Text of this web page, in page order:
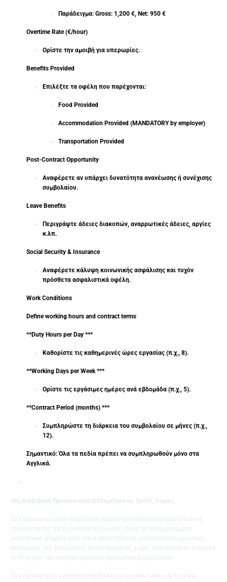
Παράδειγμα: Gross: 1,200 €, Net: 950 €
Overtime Rate (€/hour)
Ορίστε την αμοιβή για υπερωρίες.
Benefits Provided
Επιλέξτε τα οφέλη που παρέχονται:
Food Provided
Accommodation Provided (MANDATORY by employer)
Transportation Provided
Post-Contract Opportunity
Αναφέρετε αν υπάρχει δυνατότητα ανανέωσης ή συνέχισης
συμβολαίου.
Leave Benefits
Περιγράψτε άδειες διακοπών, αναρρωτικές άδειες, αργίες
κ.λπ.
Social Security & Insurance
Αναφέρετε κάλυψη κοινωνικής ασφάλισης και τυχόν
πρόσθετα ασφαλιστικά οφέλη.
Work Conditions
Define working hours and contract terms
**Duty Hours per Day ***
Καθορίστε τις καθημερινές ώρες εργασίας (π.χ., 8).
**Working Days per Week ***
Ορίστε τις εργάσιμες ημέρες ανά εβδομάδα (π.χ., 5).
**Contract Period (months) ***
Συμπληρώστε τη διάρκεια του συμβολαίου σε μήνες (π.χ.,
12).
Σημαντικό: Όλα τα πεδία πρέπει να συμπληρωθούν μόνο στα
Αγγλικά.
Μη Διαβίβαση Προσωπικών Δεδομένων σε Τρίτες Χώρες
Το Επιμελητήριο δεν διαβιβάζει προσωπικά δεδομένα εργοδοτών σε
τρίτους εκτός της Ευρωπαϊκής Ένωσης. Προς τα συνεργαζόμενα
recruitment γραφεία στην Ινδία αποστέλλεται αποκλειστικά ανώνυμη
περιγραφή της ζητούμενης θέσης εργασίας, χωρίς οποιαδήποτε αναφορά
σε στοιχεία ταυτότητας φυσικών προσώπων ή εργοδοτών.
Το Επιμελητήριο εφαρμόζει κατάλληλες οργανωτικές και τεχνικές